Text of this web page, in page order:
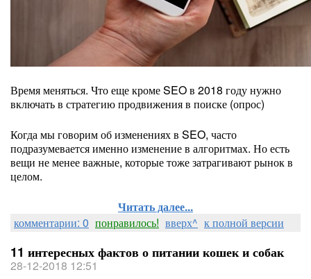
Время меняться. Что еще кроме SEO в 2018 году нужно
включать в стратегию продвижения в поиске (опрос)
Когда мы говорим об изменениях в SEO, часто
подразумевается именно изменение в алгоритмах. Но есть
вещи не менее важные, которые тоже затрагивают рынок в
целом.
Читать далее...
комментарии: 0 понравилось! вверх^ к полной версии
11 интересных фактов о питании кошек и собак
28-12-2018 12:51